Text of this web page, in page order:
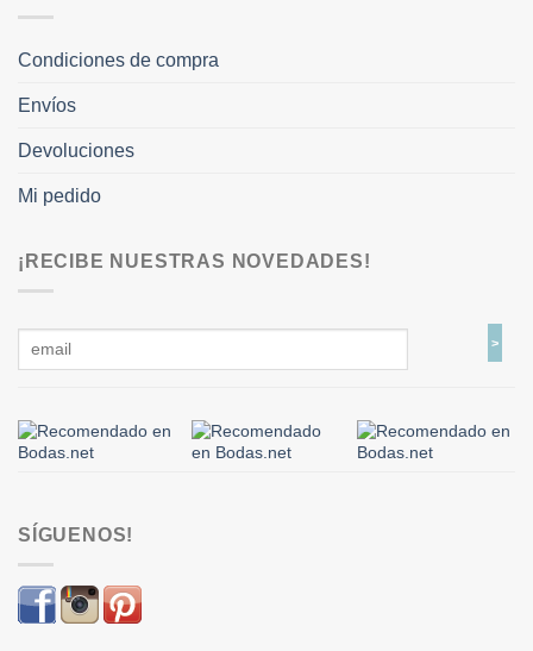
Condiciones de compra
Envíos
Devoluciones
Mi pedido
¡RECIBE NUESTRAS NOVEDADES!
SÍGUENOS!